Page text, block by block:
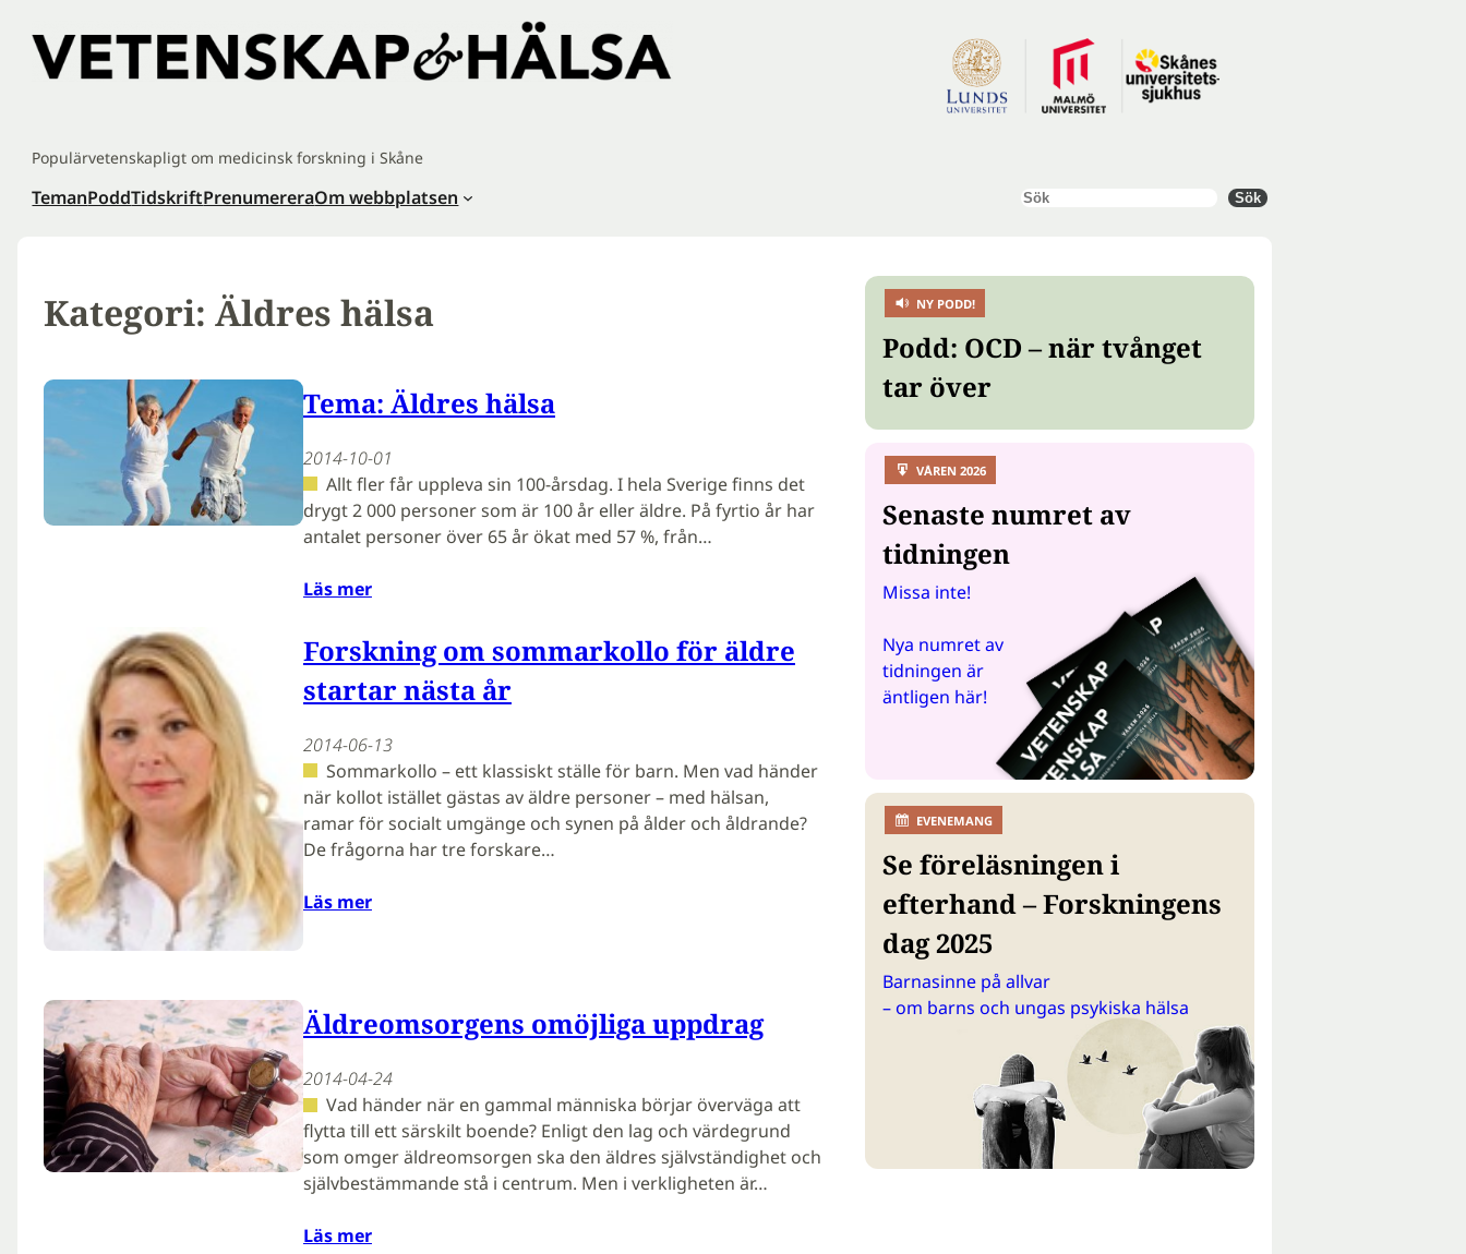
innehåll
Populärvetenskapligt om medicinsk forskning i Skåne
TemanPoddTidskriftPrenumereraOm webbplatsen Sök Sök
Kategori: Äldres hälsa
Tema: Äldres hälsa
2014-10-01
Allt fler får uppleva sin 100-årsdag. I hela Sverige finns det
drygt 2 000 personer som är 100 år eller äldre. På fyrtio år har
antalet personer över 65 år ökat med 57 %, från…
Läs mer
Forskning om sommarkollo för äldre
startar nästa år
2014-06-13
Sommarkollo – ett klassiskt ställe för barn. Men vad händer
när kollot istället gästas av äldre personer – med hälsan,
ramar för socialt umgänge och synen på ålder och åldrande?
De frågorna har tre forskare…
Läs mer
Äldreomsorgens omöjliga uppdrag
2014-04-24
Vad händer när en gammal människa börjar överväga att
flytta till ett särskilt boende? Enligt den lag och värdegrund
som omger äldreomsorgen ska den äldres självständighet och
självbestämmande stå i centrum. Men i verkligheten är…
Läs mer
NY PODD!
Podd: OCD – när tvånget
tar över
VÅREN 2026
Senaste numret av
tidningen
Missa inte!
Nya numret av
tidningen är
äntligen här!
EVENEMANG
Se föreläsningen i
efterhand – Forskningens
dag 2025
Barnasinne på allvar
– om barns och ungas psykiska hälsa